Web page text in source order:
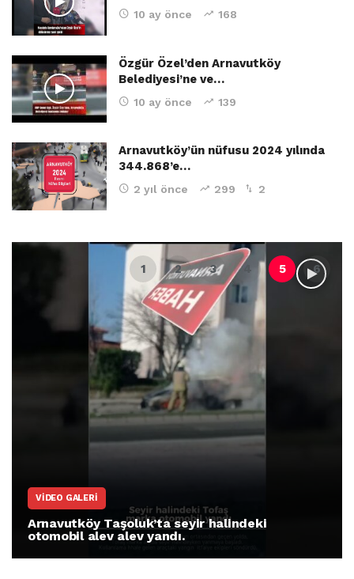
10 ay önce 168
Özgür Özel’den Arnavutköy
Belediyesi’ne ve…
10 ay önce 139
Arnavutköy’ün nüfusu 2024 yılında
344.868’e…
2 yıl önce 299 2
VIDEO GALERI
Arnavutköy Taşoluk’ta seyir halindeki
otomobil alev alev yandı.